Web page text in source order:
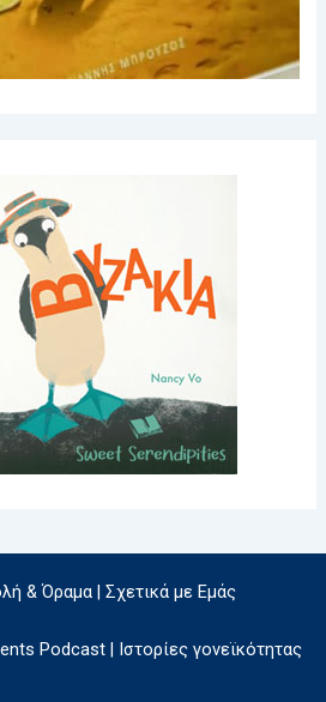
& Όραμα | Σχετικά με Εμάς
Podcast | Ιστορίες γονεϊκότητας